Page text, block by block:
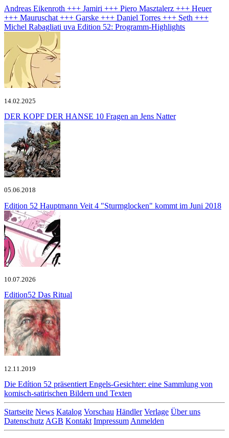
Andreas Eikenroth +++ Jamiri +++ Piero Masztalerz +++ Heuer
+++ Mauruschat +++ Garske +++ Daniel Torres +++ Seth +++
Michel Rabagliati uva Edition 52: Programm-Highlights
14.02.2025
DER KOPF DER HANSE 10 Fragen an Jens Natter
05.06.2018
Edition 52 Hauptmann Veit 4 "Sturmglocken" kommt im Juni 2018
10.07.2026
Edition52 Das Ritual
12.11.2019
Die Edítion 52 präsentiert Engels-Gesichter: eine Sammlung von
komisch-satirischen Bildern und Texten
Startseite News Katalog Vorschau Händler Verlage Über uns
Datenschutz AGB Kontakt Impressum Anmelden